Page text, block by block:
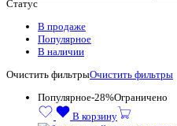
Статус
В продаже
Популярное
В наличии
Очистить фильтрыОчистить фильтры
Популярное-28%Ограничено
В корзину